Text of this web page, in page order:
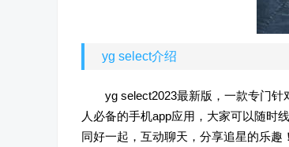
yg select介绍
yg select2023最新版，一款专门
人必备的手机app应用，大家可以随时
同好一起，互动聊天，分享追星的乐趣！